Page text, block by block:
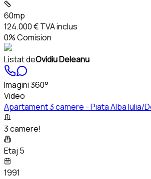
60mp
124.000 €TVA inclus
0% Comision
Listat deOvidiu Deleanu
Imagini 360°
Video
Apartament 3 camere - Piata Alba Iulia/
3 camere!
Etaj 5
1991